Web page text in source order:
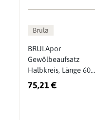
Brula
BRULApor
Gewölbeaufsatz
Halbkreis, Länge 600
mm
75,21 €